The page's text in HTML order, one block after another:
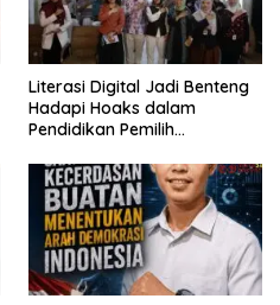
Literasi Digital Jadi Benteng
Hadapi Hoaks dalam
Pendidikan Pemilih